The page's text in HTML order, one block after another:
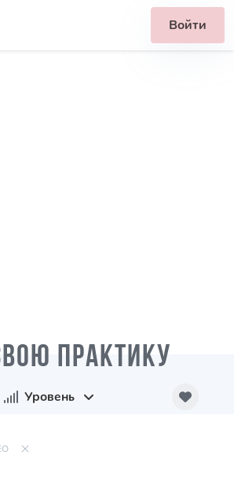
Войти
ПРАКТИКУ
Уровень